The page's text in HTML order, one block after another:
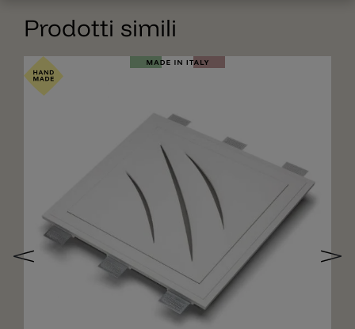
Prodotti simili